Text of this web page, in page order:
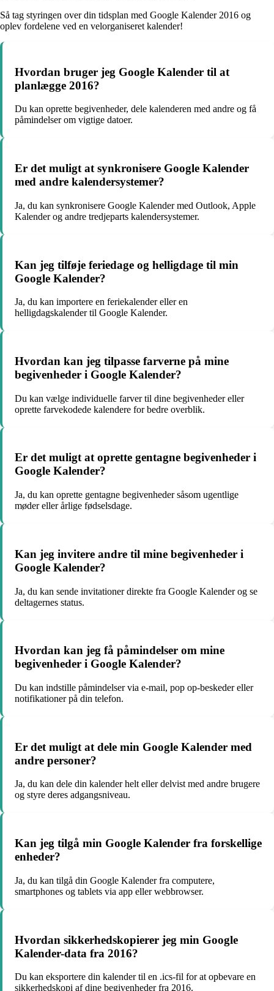
Så tag styringen over din tidsplan med Google Kalender 2016 og
oplev fordelene ved en velorganiseret kalender!
Hvordan bruger jeg Google Kalender til at
planlægge 2016?
Du kan oprette begivenheder, dele kalenderen med andre og få
påmindelser om vigtige datoer.
Er det muligt at synkronisere Google Kalender
med andre kalendersystemer?
Ja, du kan synkronisere Google Kalender med Outlook, Apple
Kalender og andre tredjeparts kalendersystemer.
Kan jeg tilføje feriedage og helligdage til min
Google Kalender?
Ja, du kan importere en feriekalender eller en
helligdagskalender til Google Kalender.
Hvordan kan jeg tilpasse farverne på mine
begivenheder i Google Kalender?
Du kan vælge individuelle farver til dine begivenheder eller
oprette farvekodede kalendere for bedre overblik.
Er det muligt at oprette gentagne begivenheder i
Google Kalender?
Ja, du kan oprette gentagne begivenheder såsom ugentlige
møder eller årlige fødselsdage.
Kan jeg invitere andre til mine begivenheder i
Google Kalender?
Ja, du kan sende invitationer direkte fra Google Kalender og se
deltagernes status.
Hvordan kan jeg få påmindelser om mine
begivenheder i Google Kalender?
Du kan indstille påmindelser via e-mail, pop op-beskeder eller
notifikationer på din telefon.
Er det muligt at dele min Google Kalender med
andre personer?
Ja, du kan dele din kalender helt eller delvist med andre brugere
og styre deres adgangsniveau.
Kan jeg tilgå min Google Kalender fra forskellige
enheder?
Ja, du kan tilgå din Google Kalender fra computere,
smartphones og tablets via app eller webbrowser.
Hvordan sikkerhedskopierer jeg min Google
Kalender-data fra 2016?
Du kan eksportere din kalender til en .ics-fil for at opbevare en
sikkerhedskopi af dine begivenheder fra 2016.